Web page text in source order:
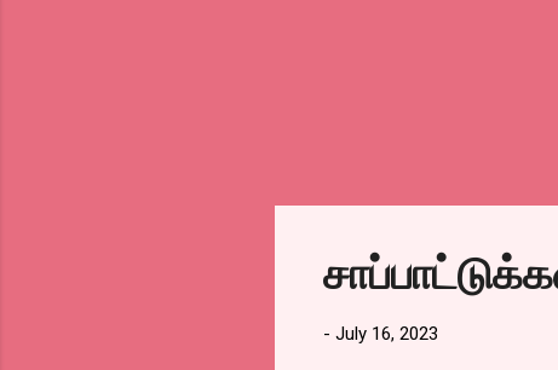
- July 16, 2023